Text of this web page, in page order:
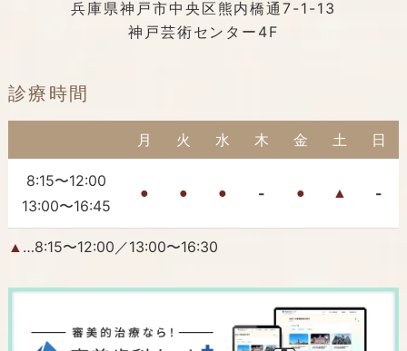
兵庫県神戸市中央区熊内橋通7-1-13
神戸芸術センター4F
診療時間
月 火 水 木 金 土 日
8:15〜12:00
13:00〜16:45
● ● ● - ● ▲ -
▲ …8:15〜12:00／13:00〜16:30